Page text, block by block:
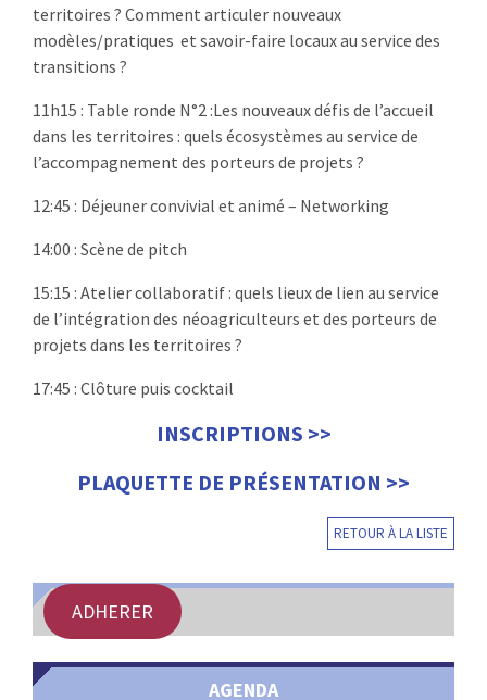
territoires ? Comment articuler nouveaux
modèles/pratiques et savoir-faire locaux au service des
transitions ?
11h15 : Table ronde N°2 :Les nouveaux défis de l’accueil
dans les territoires : quels écosystèmes au service de
l’accompagnement des porteurs de projets ?
12:45 : Déjeuner convivial et animé – Networking
14:00 : Scène de pitch
15:15 : Atelier collaboratif : quels lieux de lien au service
de l’intégration des néoagriculteurs et des porteurs de
projets dans les territoires ?
17:45 : Clôture puis cocktail
INSCRIPTIONS >>
PLAQUETTE DE PRÉSENTATION >>
RETOUR À LA LISTE
ADHERER
AGENDA